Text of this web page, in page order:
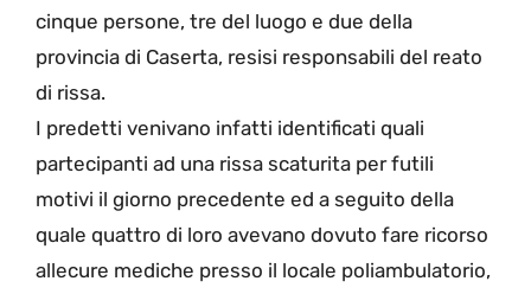
cinque persone, tre del luogo e due della
provincia di Caserta, resisi responsabili del reato
di rissa.
I predetti venivano infatti identificati quali
partecipanti ad una rissa scaturita per futili
motivi il giorno precedente ed a seguito della
quale quattro di loro avevano dovuto fare ricorso
allecure mediche presso il locale poliambulatorio,